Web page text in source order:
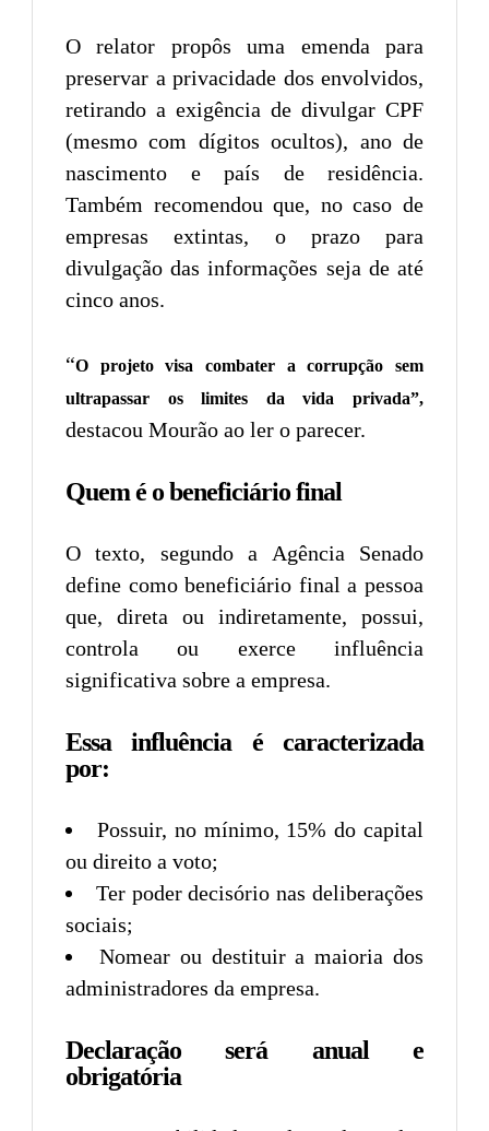
O relator propôs uma emenda para
preservar a privacidade dos envolvidos,
retirando a exigência de divulgar CPF
(mesmo com dígitos ocultos), ano de
nascimento e país de residência.
Também recomendou que, no caso de
empresas extintas, o prazo para
divulgação das informações seja de até
cinco anos.
“O projeto visa combater a corrupção sem
ultrapassar os limites da vida privada”,
destacou Mourão ao ler o parecer.
Quem é o beneficiário final
O texto, segundo a Agência Senado
define como beneficiário final a pessoa
que, direta ou indiretamente, possui,
controla ou exerce influência
significativa sobre a empresa.
Essa influência é caracterizada
por:
Possuir, no mínimo, 15% do capital
ou direito a voto;
Ter poder decisório nas deliberações
sociais;
Nomear ou destituir a maioria dos
administradores da empresa.
Declaração será anual e
obrigatória